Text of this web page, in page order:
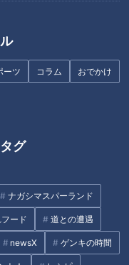
ーツ コラム おでかけ
グ
ナガシマスパーランド
ード 道との遭遇
newsX ゲンキの時間
“焼き餃子発祥”の店！元
騰の中でもひつまぶし
うな丼720円！うなぎ
店をご紹介！